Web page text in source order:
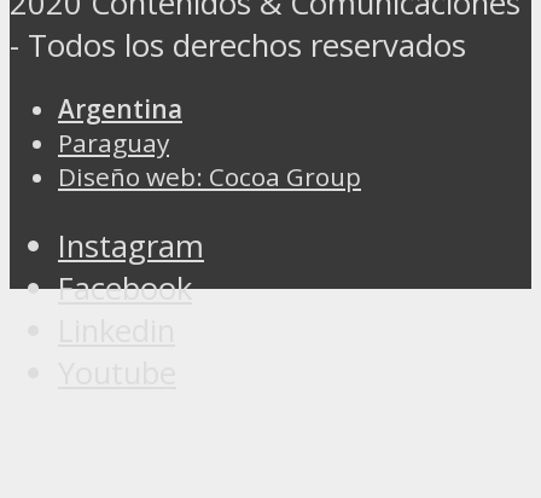
- Todos los derechos reservados
Argentina
Paraguay
Diseño web: Cocoa Group
Instagram
Facebook